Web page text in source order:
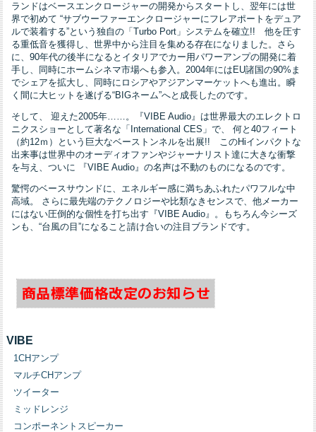
ランドはベースエンクロージャーの開発からスタートし、翌年には世
界で初めて “サブウーファーエンクロージャーにフレアポートをデュア
ルで装着する”という独自の「Turbo Port」システムを確立!! 他を圧す
る重低音を獲得し、世界中から注目を集める存在になりました。さら
に、90年代の後半になるとイタリアでカー用パワーアンプの開発に着
手し、同時にホームシネマ市場へも参入。2004年にはEU諸国の90%ま
でシェアを拡大し、同時にロシアやアジアンマーケットへも進出。瞬
く間に大ヒットを遂げる“BIGネーム”へと成長したのです。
そして、 迎えた2005年……。『VIBE Audio』は世界最大のエレクトロ
ニクスショーとして著名な「International CES」で、 何と40フィート
（約12ｍ）という巨大なベーストンネルを出展!! このHiインパクトな
出来事は世界中のオーディオファンやジャーナリスト達に大きな衝撃
を与え、ついに 『VIBE Audio』の名声は不動のものになるのです。
驚愕のベースサウンドに、エネルギー感に満ちあふれたパワフルな中
高域。 さらに最先端のテクノロジーや比類なきセンスで、他メーカー
にはない圧倒的な個性を打ち出す『VIBE Audio』。もちろん今シーズ
ンも、“台風の目”になること請け合いの注目ブランドです。
VIBE
1CHアンプ
マルチCHアンプ
ツイーター
ミッドレンジ
コンポーネントスピーカー